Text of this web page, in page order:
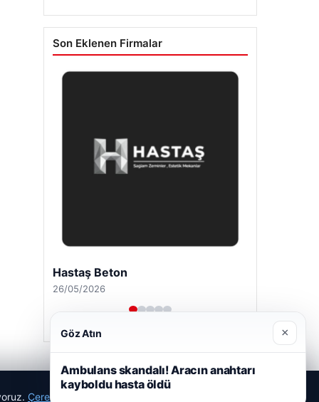
Son Eklenen Firmalar
Hastaş Beton
26/05/2026
Çerez Politikamız
Göz Atın ×
Ambulans skandalı! Aracın anahtarı
kayboldu hasta öldü